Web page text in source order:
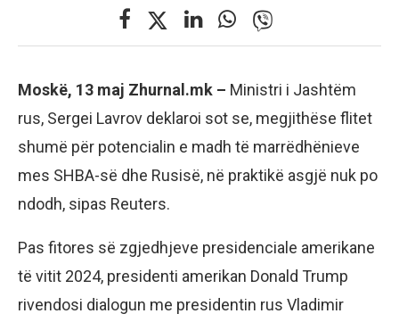
Moskë, 13 maj Zhurnal.mk – Ministri i Jashtëm
rus, Sergei Lavrov deklaroi sot se, megjithëse flitet
shumë për potencialin e madh të marrëdhënieve
mes SHBA-së dhe Rusisë, në praktikë asgjë nuk po
ndodh, sipas Reuters.
Pas fitores së zgjedhjeve presidenciale amerikane
të vitit 2024, presidenti amerikan Donald Trump
rivendosi dialogun me presidentin rus Vladimir